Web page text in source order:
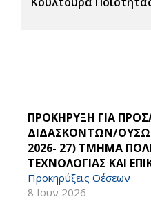
ΠΡΟΚΗΡΥΞΗ ΓΙΑ
ΔΙΔΑΣΚΟΝΤΩΝ/
2026- 27) ΤΜΗΜΑ
ΤΕΧΝΟΛΟΓΙΑΣ ΚΑΙ
Προκηρύξεις Θέσεων
8 Ιουν 2026